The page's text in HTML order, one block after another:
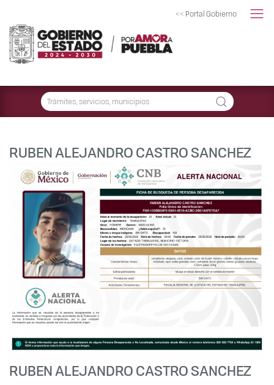
<< Portal Gobierno
RUBEN ALEJANDRO CASTRO SANCHEZ
RUBEN ALEJANDRO CASTRO SANCHEZ